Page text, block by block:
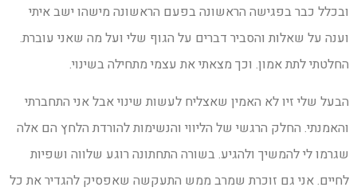
ובכלל כבר בפגישה הראשונה בפעם הראשונה מישהו ישב איתי
וענה על שאלות והסביר דברים על הגוף שלי ועל מה שאני עוברת.
החלטתי לתת אמון. וכך מצאתי את עצמי מתחילה בשינוי.
הבעל שלי זיו לא האמין שאצליח לעשות שינוי אבל אני התחברתי
והאמנתי. החלק הרגשי של הליווי והנשימות להורדת הלחץ הם אלה
שגרמו לי להמשיך ולהגיע. בשורה התחתונה רוגע שלווה ושפיות
לחיים. אני גם זוכרת שמרב ממש התעקשה שאפסיק להגדיר את כל